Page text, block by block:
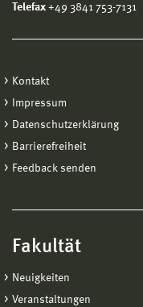
Telefax +49 3841 753-7131
Kontakt
Impressum
Datenschutzerklärung
Barrierefreiheit
Feedback senden
Fakultät
Neuigkeiten
Veranstaltungen